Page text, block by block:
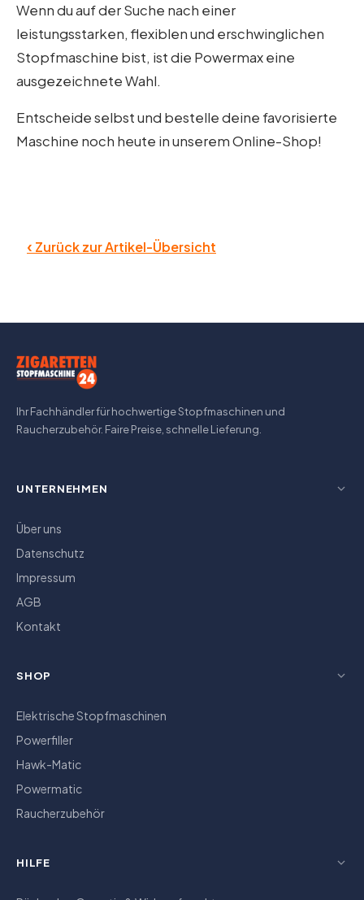
Wenn du auf der Suche nach einer
leistungsstarken, flexiblen und erschwinglichen
Stopfmaschine bist, ist die Powermax eine
ausgezeichnete Wahl.
Entscheide selbst und bestelle deine favorisierte
Maschine noch heute in unserem Online-Shop!
‹ Zurück zur Artikel-Übersicht
Ihr Fachhändler für hochwertige Stopfmaschinen und
Raucherzubehör. Faire Preise, schnelle Lieferung.
UNTERNEHMEN
Über uns
Datenschutz
Impressum
AGB
Kontakt
SHOP
Elektrische Stopfmaschinen
Powerfiller
Hawk-Matic
Powermatic
Raucherzubehör
HILFE